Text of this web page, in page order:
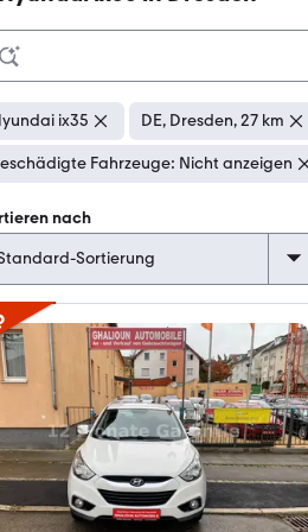
ix35 DE, Dresden, 27 km
Fahrzeuge: Nicht anzeigen
nach